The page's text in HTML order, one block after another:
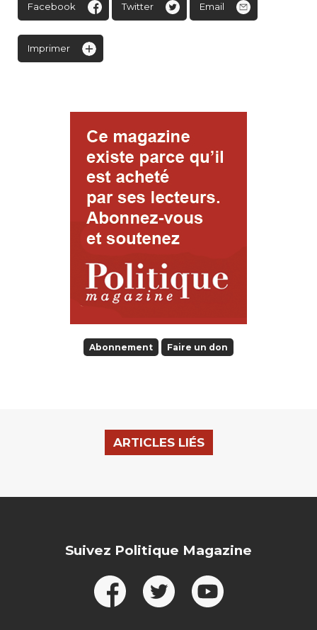
Facebook Twitter Email
Imprimer
Abonnement Faire un don
ARTICLES LIÉS
Suivez Politique Magazine